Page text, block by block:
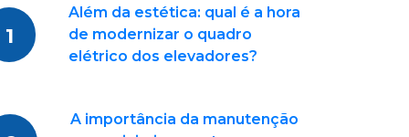
1
Além da estética: qual é a hora
de modernizar o quadro
elétrico dos elevadores?
A importância da manutenção